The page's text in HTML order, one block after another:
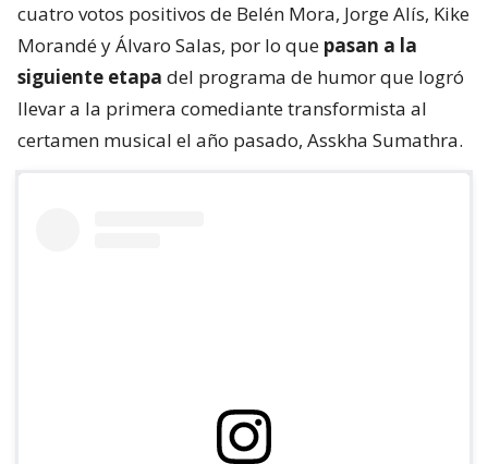
cuatro votos positivos de Belén Mora, Jorge Alís, Kike
Morandé y Álvaro Salas, por lo que pasan a la
siguiente etapa del programa de humor que logró
llevar a la primera comediante transformista al
certamen musical el año pasado, Asskha Sumathra.